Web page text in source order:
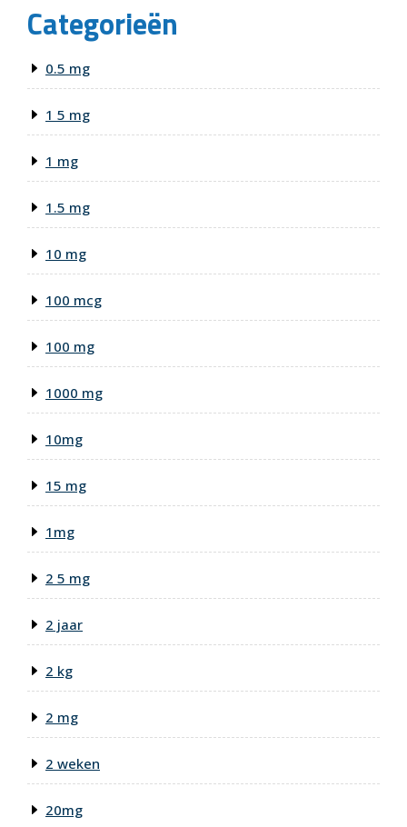
Categorieën
0.5 mg
1 5 mg
1 mg
1.5 mg
10 mg
100 mcg
100 mg
1000 mg
10mg
15 mg
1mg
2 5 mg
2 jaar
2 kg
2 mg
2 weken
20mg